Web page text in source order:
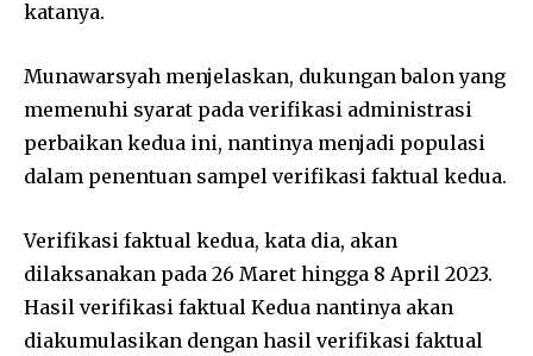
katanya.
Munawarsyah menjelaskan, dukungan balon yang
memenuhi syarat pada verifikasi administrasi
perbaikan kedua ini, nantinya menjadi populasi
dalam penentuan sampel verifikasi faktual kedua.
Verifikasi faktual kedua, kata dia, akan
dilaksanakan pada 26 Maret hingga 8 April 2023.
Hasil verifikasi faktual Kedua nantinya akan
diakumulasikan dengan hasil verifikasi faktual